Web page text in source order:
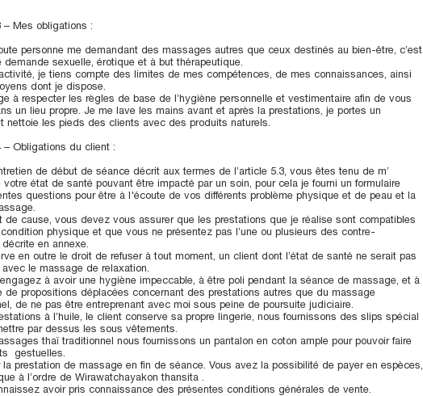
– Mes obligations :
personne me demandant des massages autres que ceux destinés au bien-être, c’est
demande sexuelle, érotique et à but thérapeutique.
je tiens compte des limites de mes compétences, de mes connaissances, ainsi
dont je dispose.
à respecter les règles de base de l’hygiène personnelle et vestimentaire afin de vous
un lieu propre. Je me lave les mains avant et après la prestations, je portes un
nettoie les pieds des clients avec des produits naturels.
– Obligations du client :
de début de séance décrit aux termes de l’article 5.3, vous êtes tenu de m’
votre état de santé pouvant être impacté par un soin, pour cela je fourni un formulaire
questions pour être à l'écoute de vos différents problème physique et de peau et la
de cause, vous devez vous assurer que les prestations que je réalise sont compatibles
physique et que vous ne présentez pas l’une ou plusieurs des contre-
en annexe.
en outre le droit de refuser à tout moment, un client dont l’état de santé ne serait pas
le massage de relaxation.
à avoir une hygiène impeccable, à être poli pendant la séance de massage, et à
de propositions déplacées concernant des prestations autres que du massage
de ne pas être entreprenant avec moi sous peine de poursuite judiciaire.
à l’huile, le client conserve sa propre lingerie, nous fournissons des slips spécial
par dessus les sous vêtements.
thaï traditionnel nous fournissons un pantalon en coton ample pour pouvoir faire
gestuelles.
la prestation de massage en fin de séance. Vous avez la possibilité de payer en espèces,
à l’ordre de Wirawatchayakon thansita .
avoir pris connaissance des présentes conditions générales de vente.